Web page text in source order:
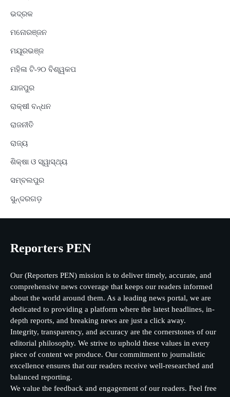
ଭଦ୍ରକ
ମନୋରଞ୍ଜନ
ମୟୂରଭଞ୍ଜ
ମହିଳା ଟି-୨୦ ବିଶ୍ୱକପ
ଯାଜପୁର
ରାକ୍ଷୀ ବନ୍ଧନ
ରାଜନୀତି
ରାଜ୍ୟ
ଶିକ୍ଷା ଓ ସ୍ୱାସ୍ଥ୍ୟ
ସମ୍ବଲପୁର
ସୁନ୍ଦରଗଡ଼
Reporters PEN
Our (Reporters PEN) mission is to deliver timely, accurate, and
comprehensive news coverage that keeps our readers informed
about the world around them. As a leading news portal, we are
dedicated to providing a platform where the latest headlines, in-
depth reports, and breaking news are just a click away.
Integrity, transparency, and accuracy are the cornerstones of our
editorial philosophy. We strive to uphold these values in every
piece of content we produce. Our commitment to journalistic
excellence ensures that our readers receive well-researched and
balanced reporting.
We value the feedback and engagement of our readers. Feel free